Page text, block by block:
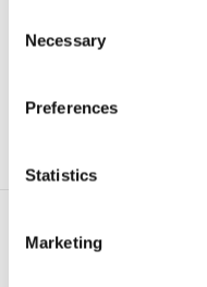
Selection
Necessary
Preferences
Statistics
Marketing
Varebeskrivelse